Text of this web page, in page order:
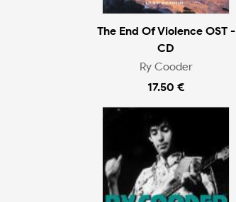
The End Of Violence OST -
CD
Ry Cooder
17.50 €